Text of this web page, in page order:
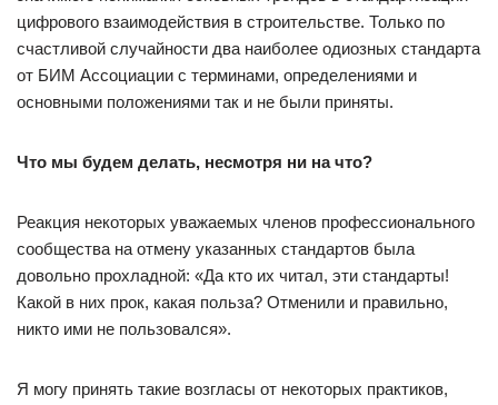
цифрового взаимодействия в строительстве. Только по
счастливой случайности два наиболее одиозных стандарта
от БИМ Ассоциации с терминами, определениями и
основными положениями так и не были приняты.
Что мы будем делать, несмотря ни на что?
Реакция некоторых уважаемых членов профессионального
сообщества на отмену указанных стандартов была
довольно прохладной: «Да кто их читал, эти стандарты!
Какой в них прок, какая польза? Отменили и правильно,
никто ими не пользовался».
Я могу принять такие возгласы от некоторых практиков,